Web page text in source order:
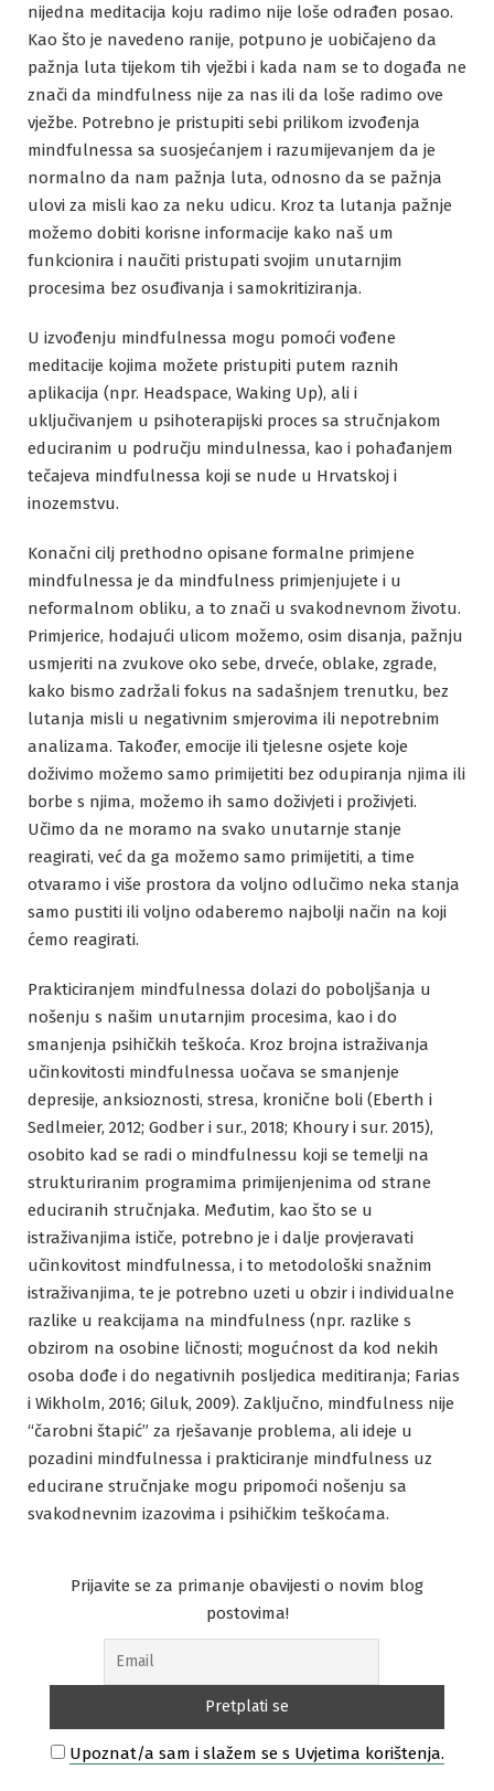
nijedna meditacija koju radimo nije loše odrađen posao.
Kao što je navedeno ranije, potpuno je uobičajeno da
pažnja luta tijekom tih vježbi i kada nam se to događa ne
znači da mindfulness nije za nas ili da loše radimo ove
vježbe. Potrebno je pristupiti sebi prilikom izvođenja
mindfulnessa sa suosjećanjem i razumijevanjem da je
normalno da nam pažnja luta, odnosno da se pažnja
ulovi za misli kao za neku udicu. Kroz ta lutanja pažnje
možemo dobiti korisne informacije kako naš um
funkcionira i naučiti pristupati svojim unutarnjim
procesima bez osuđivanja i samokritiziranja.
U izvođenju mindfulnessa mogu pomoći vođene
meditacije kojima možete pristupiti putem raznih
aplikacija (npr. Headspace, Waking Up), ali i
uključivanjem u psihoterapijski proces sa stručnjakom
educiranim u području mindulnessa, kao i pohađanjem
tečajeva mindfulnessa koji se nude u Hrvatskoj i
inozemstvu.
Konačni cilj prethodno opisane formalne primjene
mindfulnessa je da mindfulness primjenjujete i u
neformalnom obliku, a to znači u svakodnevnom životu.
Primjerice, hodajući ulicom možemo, osim disanja, pažnju
usmjeriti na zvukove oko sebe, drveće, oblake, zgrade,
kako bismo zadržali fokus na sadašnjem trenutku, bez
lutanja misli u negativnim smjerovima ili nepotrebnim
analizama. Također, emocije ili tjelesne osjete koje
doživimo možemo samo primijetiti bez odupiranja njima ili
borbe s njima, možemo ih samo doživjeti i proživjeti.
Učimo da ne moramo na svako unutarnje stanje
reagirati, već da ga možemo samo primijetiti, a time
otvaramo i više prostora da voljno odlučimo neka stanja
samo pustiti ili voljno odaberemo najbolji način na koji
ćemo reagirati.
Prakticiranjem mindfulnessa dolazi do poboljšanja u
nošenju s našim unutarnjim procesima, kao i do
smanjenja psihičkih teškoća. Kroz brojna istraživanja
učinkovitosti mindfulnessa uočava se smanjenje
depresije, anksioznosti, stresa, kronične boli (Eberth i
Sedlmeier, 2012; Godber i sur., 2018; Khoury i sur. 2015),
osobito kad se radi o mindfulnessu koji se temelji na
strukturiranim programima primijenjenima od strane
educiranih stručnjaka. Međutim, kao što se u
istraživanjima ističe, potrebno je i dalje provjeravati
učinkovitost mindfulnessa, i to metodološki snažnim
istraživanjima, te je potrebno uzeti u obzir i individualne
razlike u reakcijama na mindfulness (npr. razlike s
obzirom na osobine ličnosti; mogućnost da kod nekih
osoba dođe i do negativnih posljedica meditiranja; Farias
i Wikholm, 2016; Giluk, 2009). Zaključno, mindfulness nije
“čarobni štapić” za rješavanje problema, ali ideje u
pozadini mindfulnessa i prakticiranje mindfulness uz
educirane stručnjake mogu pripomoći nošenju sa
svakodnevnim izazovima i psihičkim teškoćama.
Prijavite se za primanje obavijesti o novim blog
postovima!
Upoznat/a sam i slažem se s Uvjetima korištenja.